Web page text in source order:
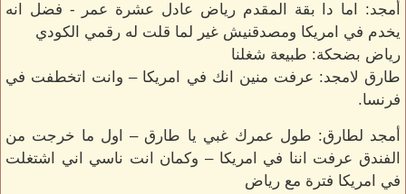
أمجد: اما دا بقة المقدم رياض عادل عشرة عمر - فضل انه
يخدم في امريكا ومصدقنيش غير لما قلت له رقمي الكودي
رياض بضحكة: طبيعة شغلنا
طارق لامجد: عرفت منين انك في امريكا – وانت اتخطفت في
فرنسا.
أمجد لطارق: طول عمرك غبي يا طارق – اول ما خرجت من
الفندق عرفت اننا في امريكا – وكمان انت ناسي اني اشتغلت
في امريكا فترة مع رياض